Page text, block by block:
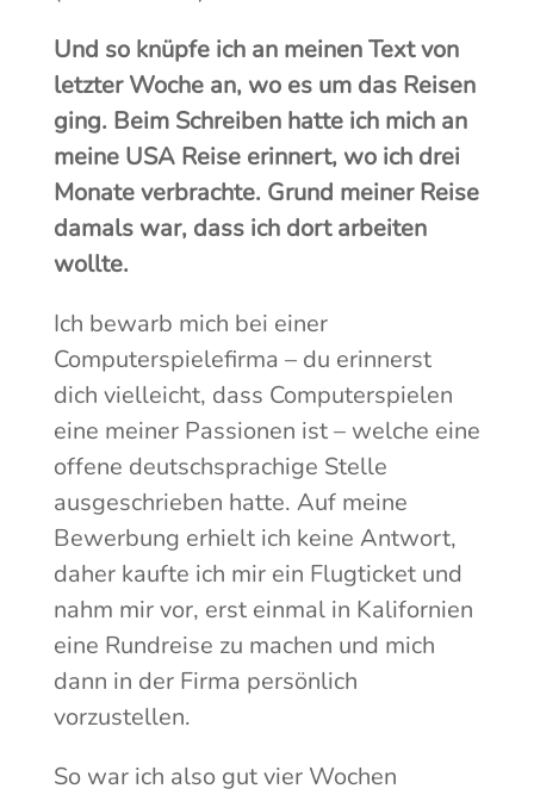
Und so knüpfe ich an meinen Text von
letzter Woche an, wo es um das Reisen
ging. Beim Schreiben hatte ich mich an
meine USA Reise erinnert, wo ich drei
Monate verbrachte. Grund meiner Reise
damals war, dass ich dort arbeiten
wollte.
Ich bewarb mich bei einer
Computerspielefirma – du erinnerst
dich vielleicht, dass Computerspielen
eine meiner Passionen ist – welche eine
offene deutschsprachige Stelle
ausgeschrieben hatte. Auf meine
Bewerbung erhielt ich keine Antwort,
daher kaufte ich mir ein Flugticket und
nahm mir vor, erst einmal in Kalifornien
eine Rundreise zu machen und mich
dann in der Firma persönlich
vorzustellen.
So war ich also gut vier Wochen